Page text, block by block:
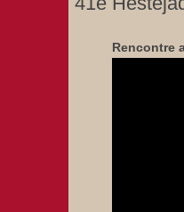
Rencontre